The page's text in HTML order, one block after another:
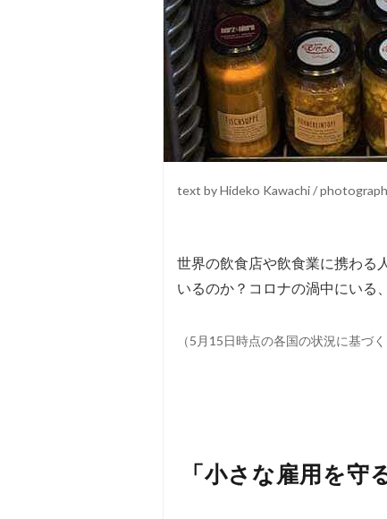
text by Hideko Kawachi /
世界の飲食店や飲食業に携わる
いるのか？コロナの渦中にいる
（5月15日時点の各国の状況に基づく
「小さな雇用を守